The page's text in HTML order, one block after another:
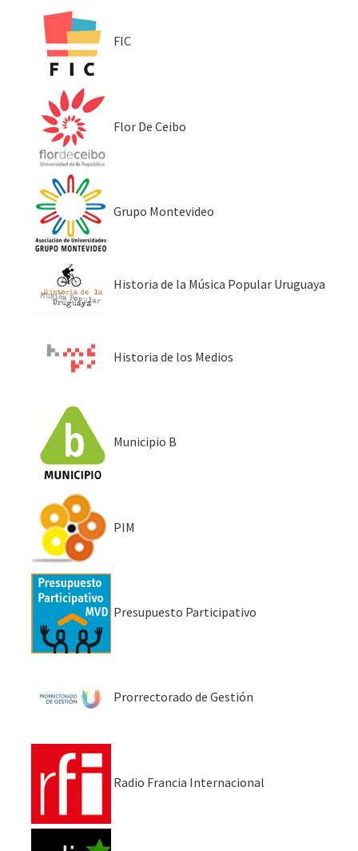
FIC
Flor De Ceibo
Grupo Montevideo
Historia de la Música Popular Uruguaya
Historia de los Medios
Municipio B
PIM
Presupuesto Participativo
Prorrectorado de Gestión
Radio Francia Internacional